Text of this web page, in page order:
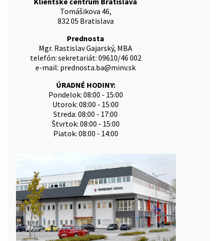
Tomášikova 46,
832 05 Bratislava
Prednosta
Mgr. Rastislav Gajarský, MBA
telefón: sekretariát: 09610/46 002
e-mail: prednosta.ba@minv.sk
ÚRADNÉ HODINY:
Pondelok: 08:00 - 15:00
Utorok: 08:00 - 15:00
Streda: 08:00 - 17:00
Štvrtok: 08:00 - 15:00
Piatok: 08:00 - 14:00